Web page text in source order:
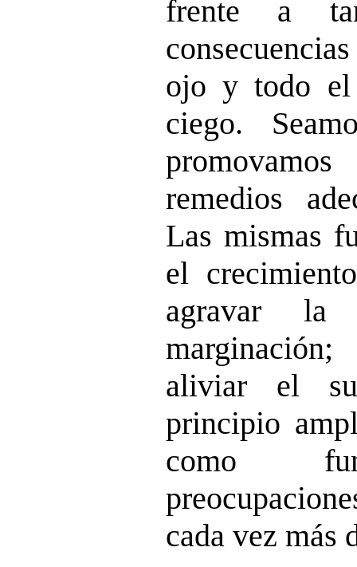
frente a
ojo y todo el
ciego.
remedios
Las mismas
el
agravar
aliviar el
principio
como
cada vez más